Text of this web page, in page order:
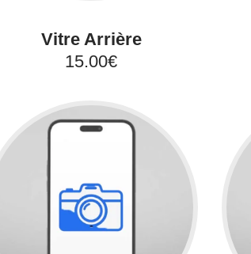
Vitre Arrière
15.00€